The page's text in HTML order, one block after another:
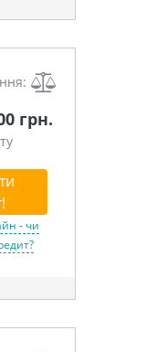
грн.
- чи